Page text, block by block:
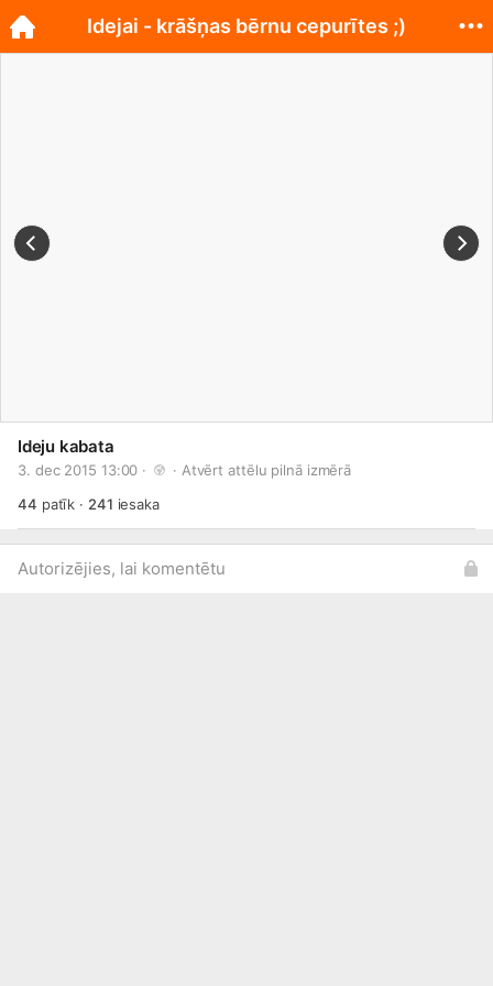
Ideju kabata
3. dec 2015 13:00 · · Atvērt attēlu pilnā izmērā
44 patīk · 241 iesaka
Autorizējies, lai komentētu
Idejai - krāšņas bērnu cepurītes ;)